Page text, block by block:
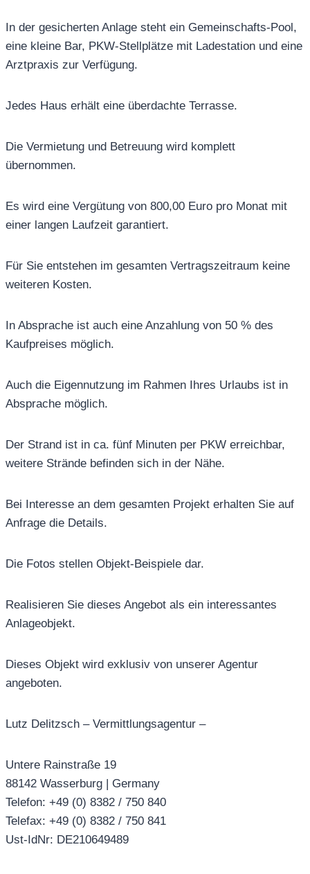
In der gesicherten Anlage steht ein Gemeinschafts-Pool,
eine kleine Bar, PKW-Stellplätze mit Ladestation und eine
Arztpraxis zur Verfügung.
Jedes Haus erhält eine überdachte Terrasse.
Die Vermietung und Betreuung wird komplett
übernommen.
Es wird eine Vergütung von 800,00 Euro pro Monat mit
einer langen Laufzeit garantiert.
Für Sie entstehen im gesamten Vertragszeitraum keine
weiteren Kosten.
In Absprache ist auch eine Anzahlung von 50 % des
Kaufpreises möglich.
Auch die Eigennutzung im Rahmen Ihres Urlaubs ist in
Absprache möglich.
Der Strand ist in ca. fünf Minuten per PKW erreichbar,
weitere Strände befinden sich in der Nähe.
Bei Interesse an dem gesamten Projekt erhalten Sie auf
Anfrage die Details.
Die Fotos stellen Objekt-Beispiele dar.
Realisieren Sie dieses Angebot als ein interessantes
Anlageobjekt.
Dieses Objekt wird exklusiv von unserer Agentur
angeboten.
Lutz Delitzsch – Vermittlungsagentur –
Untere Rainstraße 19
88142 Wasserburg | Germany
Telefon: +49 (0) 8382 / 750 840
Telefax: +49 (0) 8382 / 750 841
Ust-IdNr: DE210649489